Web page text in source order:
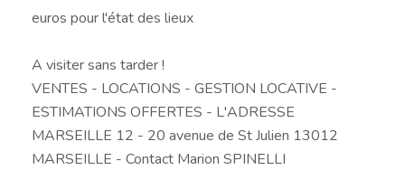
euros pour l'état des lieux
A visiter sans tarder !
VENTES - LOCATIONS - GESTION LOCATIVE -
ESTIMATIONS OFFERTES - L'ADRESSE
MARSEILLE 12 - 20 avenue de St Julien 13012
MARSEILLE - Contact Marion SPINELLI